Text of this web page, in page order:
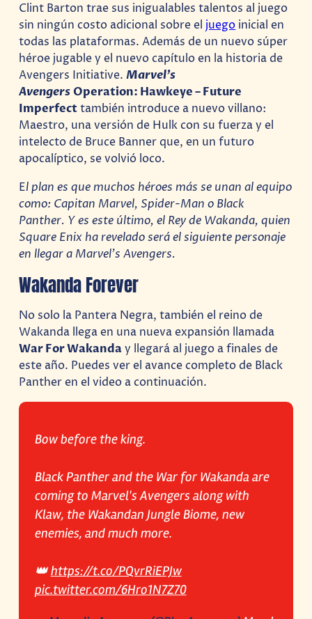
Clint Barton trae sus inigualables talentos al juego
sin ningún costo adicional sobre el juego inicial en
todas las plataformas. Además de un nuevo súper
héroe jugable y el nuevo capítulo en la historia de
Avengers Initiative.Marvel’s
Avengers Operation: Hawkeye – Future
Imperfecttambién introduce a nuevo villano:
Maestro, una versión de Hulk con su fuerza y el
intelecto de Bruce Banner que, en un futuro
apocalíptico, se volvió loco.
El plan es que muchos héroes más se unan al equipo
como: Capitan Marvel, Spider-Man o Black
Panther. Y es este último, el Rey de Wakanda, quien
Square Enix ha revelado será el siguiente personaje
en llegar a Marvel’s Avengers.
Wakanda Forever
No solo la Pantera Negra, también el reino de
Wakanda llega en una nueva expansión llamada
War For Wakanday llegará al juego a finales de
este año. Puedes ver el avance completo de Black
Panther en el video a continuación.
Bow before the king.
Black Panther and the War for Wakanda are
coming to Marvel's Avengers along with
Klaw, the Wakandan Jungle Biome, new
enemies, and much more.
👑https://t.co/PQvrRiEPJw
pic.twitter.com/6Hro1N7Z70